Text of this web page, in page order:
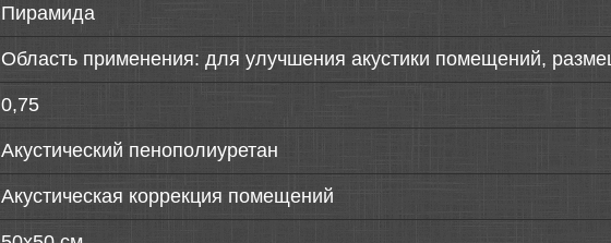
Пирамида
Область применения: для улучшения акустики помещений,
0,75
Акустический пенополиуретан
Акустическая коррекция помещений